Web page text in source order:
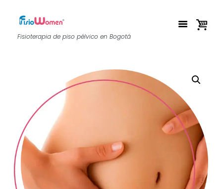
Fisioterapia de piso pélvico en Bogotá